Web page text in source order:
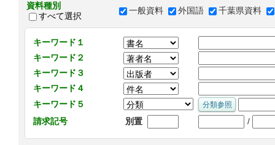
資料種別
すべて選択
一般資料 外国語 千葉県資料
キーワード１
キーワード２
キーワード３
キーワード４
キーワード５
請求記号
別置 /